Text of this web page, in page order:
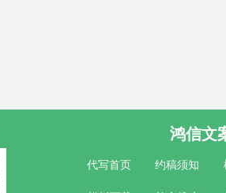
鸿信文
代写首页 约稿须知